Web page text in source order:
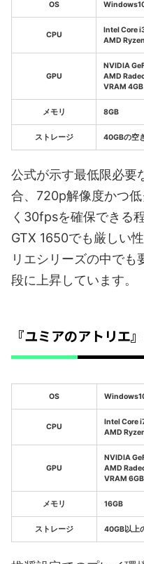
OS
CPU
Intel Core
AMD
GPU
NVIDIA
AMD
VRAM
メモリ 8GB
ストレージ 40GBの空
公式が示す最低限必要
合、720p解像度かつ
く30fpsを確保できる
GTX 1650でも厳しい
リエシリーズの中でも
段に上昇しています。
『ユミアのアトリエ
OS
CPU
Intel Core
AMD
GPU
NVIDIA
AMD
VRAM
メモリ 16GB
ストレージ 40GB以上